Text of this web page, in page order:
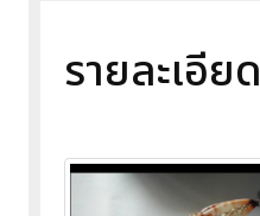
รายละเอียด